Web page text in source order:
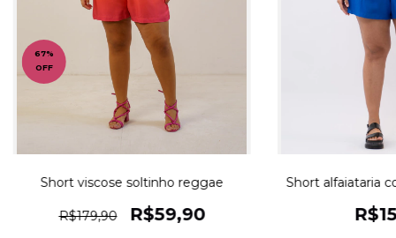
67%
OFF
Short viscose soltinho reggae
R$179,90 R$59,90
Short alfaiataria